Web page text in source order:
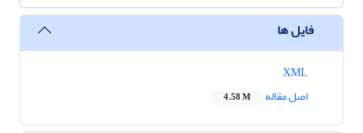
فایل ها
اصل مقاله
4.58 M